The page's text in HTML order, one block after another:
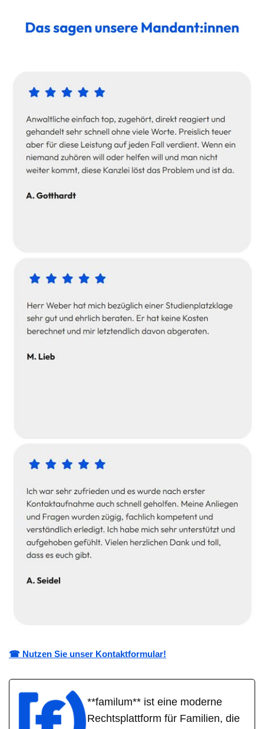
☎ Nutzen Sie unser Kontaktformular!
**familum** ist eine moderne
Rechtsplattform für Familien, die